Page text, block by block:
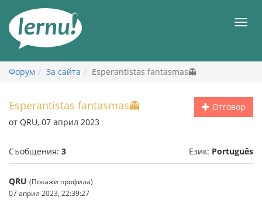
съдържанието
Форум За сайта Esperantistas fantasmas👻
Отговор
Esperantistas fantasmas👻
от QRU, 07 април 2023
Съобщения: 3 Език: Português
QRU (Покажи профила)
07 април 2023, 22:39:27